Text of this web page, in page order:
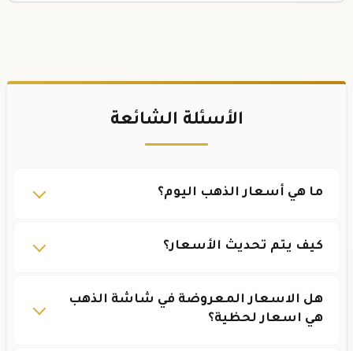
الأسئلة الشائعة
ما هي أسعار الذهب اليوم؟
كيف يتم تحديث الأسعار؟
هل الاسعار المعروضة في شاشة الذهب
هي اسعار لحظية؟